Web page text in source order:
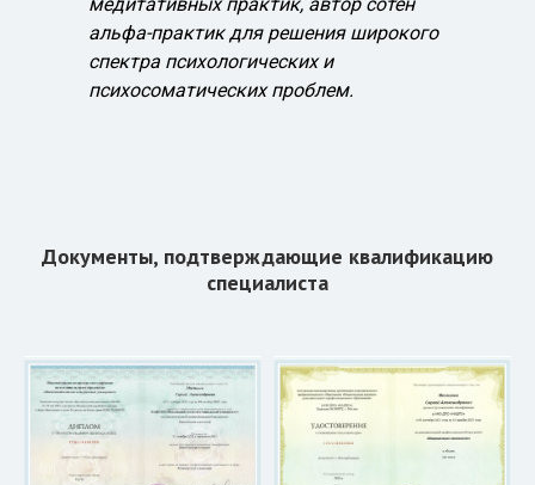
альфа-практик для решения широкого
спектра психологических и
психосоматических проблем.
Документы, подтверждающие квалификацию
специалиста